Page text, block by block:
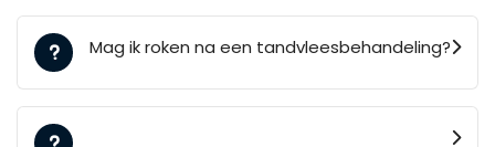
Mag ik roken na een tandvleesbehandeling?